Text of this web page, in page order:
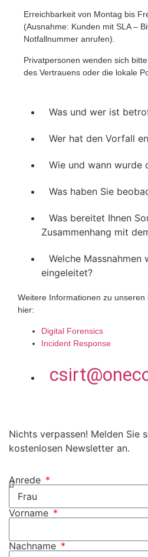
Erreichbarkeit von Montag bis
(Ausnahme: Kunden mit SLA –
Notfallnummer anrufen).
Privatpersonen wenden sich
des Vertrauens oder die lokale
Was und wer ist
Wer hat den Vorfall
Wie und wann wurde
Was haben Sie
Was bereitet Ihnen
Zusammenhang mit
Welche Massnahmen
eingeleitet?
Weitere Informationen zu
hier:
Digital Forensics
Incident Response
Nichts verpassen! Melden Sie
kostenlosen Newsletter an.
Anrede
Vorname
Nachname